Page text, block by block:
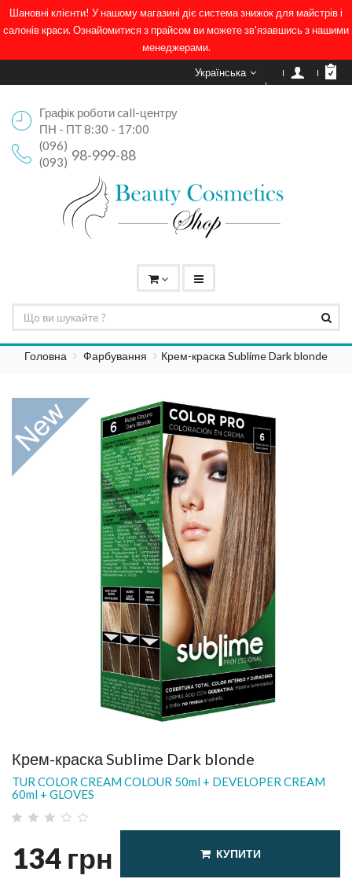
Шановні клієнти! У нашому магазині діє система знижок для майстрів і
салонів краси. Ознайомитися з прайсом ви можете зв'язавшись з нашими
менеджерами.
Українська
Графік роботи call-центру
ПН - ПТ 8:30 - 17:00
(096)
98-999-88
(093)
Головна Фарбування Крем-краска Sublime Dark blonde
Крем-краска Sublime Dark blonde
TUR COLOR CREAM COLOUR 50ml + DEVELOPER CREAM
60ml + GLOVES
134 грн КУПИТИ